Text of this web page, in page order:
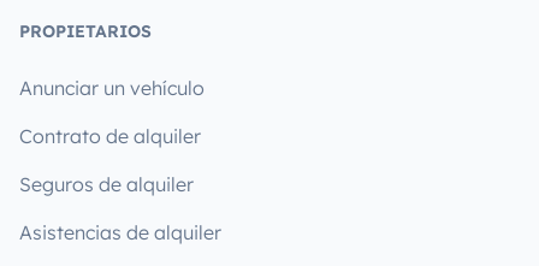
PROPIETARIOS
Anunciar un vehículo
Contrato de alquiler
Seguros de alquiler
Asistencias de alquiler